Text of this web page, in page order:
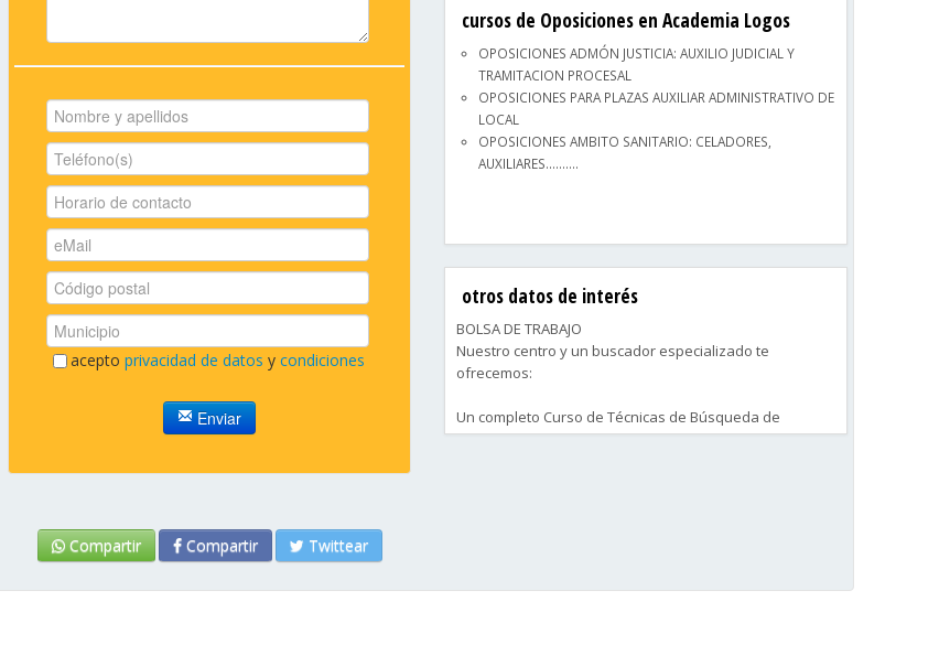
aceptoprivacidad de datos ycondiciones
Enviar
En los apartados siguientes puede conocer al detalle
nuestra oferta formativa (privada y subvencionada), así
como inscribir su currículum vitae en nuestra bolsa de
trabajo.
cursos de Oposiciones en Academia Logos
OPOSICIONES ADMÓN JUSTICIA: AUXILIO JUDICIAL Y
TRAMITACION PROCESAL
OPOSICIONES PARA PLAZAS AUXILIAR ADMINISTRATIVO DE
LOCAL
OPOSICIONES AMBITO SANITARIO: CELADORES,
AUXILIARES..........
otros datos de interés
BOLSA DE TRABAJO
Nuestro centro y un buscador especializado te
ofrecemos:
Un completo Curso de Técnicas de Búsqueda de
Empleo.
gestionarlas.
Compartir Compartir Twittear